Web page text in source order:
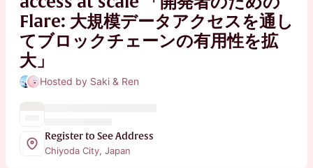
Flare: 大規模データアクセスを通し
てブロックチェーンの有用性を拡
大」
Hosted by Saki & Ren
Register to See Address
Chiyoda City, Japan